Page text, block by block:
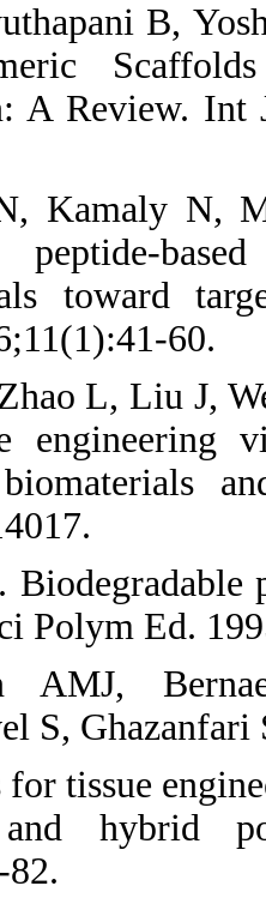
1.
DS.
Application: A
2. Habibi N,
assembled
Today.
3. Wang P,
Bone tissue
phosphate
4. Piskin E.
Biomater Sci
5. Coenen
Jockenhoevel
6. materials
synthetic,
2018;79:60-82.